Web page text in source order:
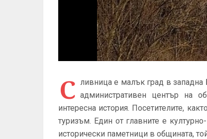
С ливница е малък град в
административен център на
интересна история. Посетителите,
туризъм. Един от главните е
исторически паметници в общината,